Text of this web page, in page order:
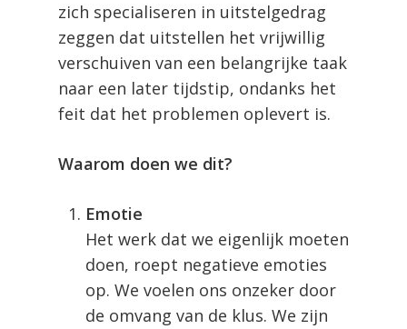
zich specialiseren in uitstelgedrag
zeggen dat uitstellen het vrijwillig
verschuiven van een belangrijke taak
naar een later tijdstip, ondanks het
feit dat het problemen oplevert is.
Waarom doen we dit?
Emotie
Het werk dat we eigenlijk moeten
doen, roept negatieve emoties
op. We voelen ons onzeker door
de omvang van de klus. We zijn